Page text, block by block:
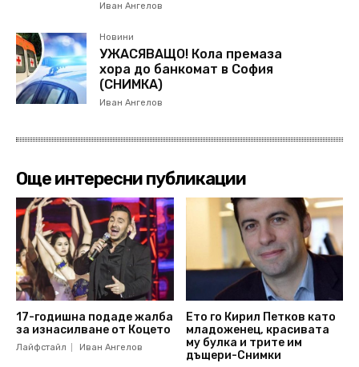
Иван Ангелов
Новини
УЖАСЯВАЩО! Кола премаза
хора до банкомат в София
(СНИМКА)
Иван Ангелов
Още интересни публикации
17-годишна подаде жалба
за изнасилване от Коцето
Лайфстайл Иван Ангелов
Ето го Кирил Петков като
младоженец, красивата
му булка и трите им
дъщери-Снимки